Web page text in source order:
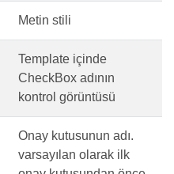
Metin stili
Template içinde
CheckBox adının
kontrol görüntüsü
Onay kutusunun adı.
varsayılan olarak ilk